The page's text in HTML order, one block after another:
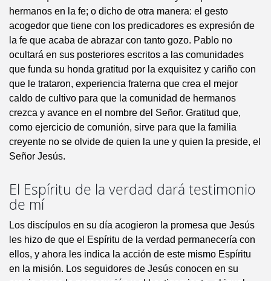
hermanos en la fe; o dicho de otra manera: el gesto
acogedor que tiene con los predicadores es expresión de
la fe que acaba de abrazar con tanto gozo. Pablo no
ocultará en sus posteriores escritos a las comunidades
que funda su honda gratitud por la exquisitez y cariño con
que le trataron, experiencia fraterna que crea el mejor
caldo de cultivo para que la comunidad de hermanos
crezca y avance en el nombre del Señor. Gratitud que,
como ejercicio de comunión, sirve para que la familia
creyente no se olvide de quien la une y quien la preside, el
Señor Jesús.
El Espíritu de la verdad dará testimonio
de mí
Los discípulos en su día acogieron la promesa que Jesús
les hizo de que el Espíritu de la verdad permanecería con
ellos, y ahora les indica la acción de este mismo Espíritu
en la misión. Los seguidores de Jesús conocen en su